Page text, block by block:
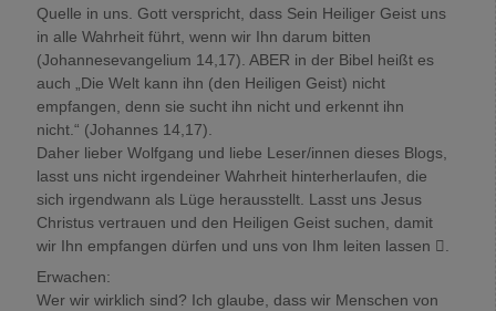
Quelle in uns. Gott verspricht, dass Sein Heiliger Geist uns
in alle Wahrheit führt, wenn wir Ihn darum bitten
(Johannesevangelium 14,17). ABER in der Bibel heißt es
auch „Die Welt kann ihn (den Heiligen Geist) nicht
empfangen, denn sie sucht ihn nicht und erkennt ihn
nicht.“ (Johannes 14,17).
Daher lieber Wolfgang und liebe Leser/innen dieses Blogs,
lasst uns nicht irgendeiner Wahrheit hinterherlaufen, die
sich irgendwann als Lüge herausstellt. Lasst uns Jesus
Christus vertrauen und den Heiligen Geist suchen, damit
wir Ihn empfangen dürfen und uns von Ihm leiten lassen .
Erwachen:
Wer wir wirklich sind? Ich glaube, dass wir Menschen von